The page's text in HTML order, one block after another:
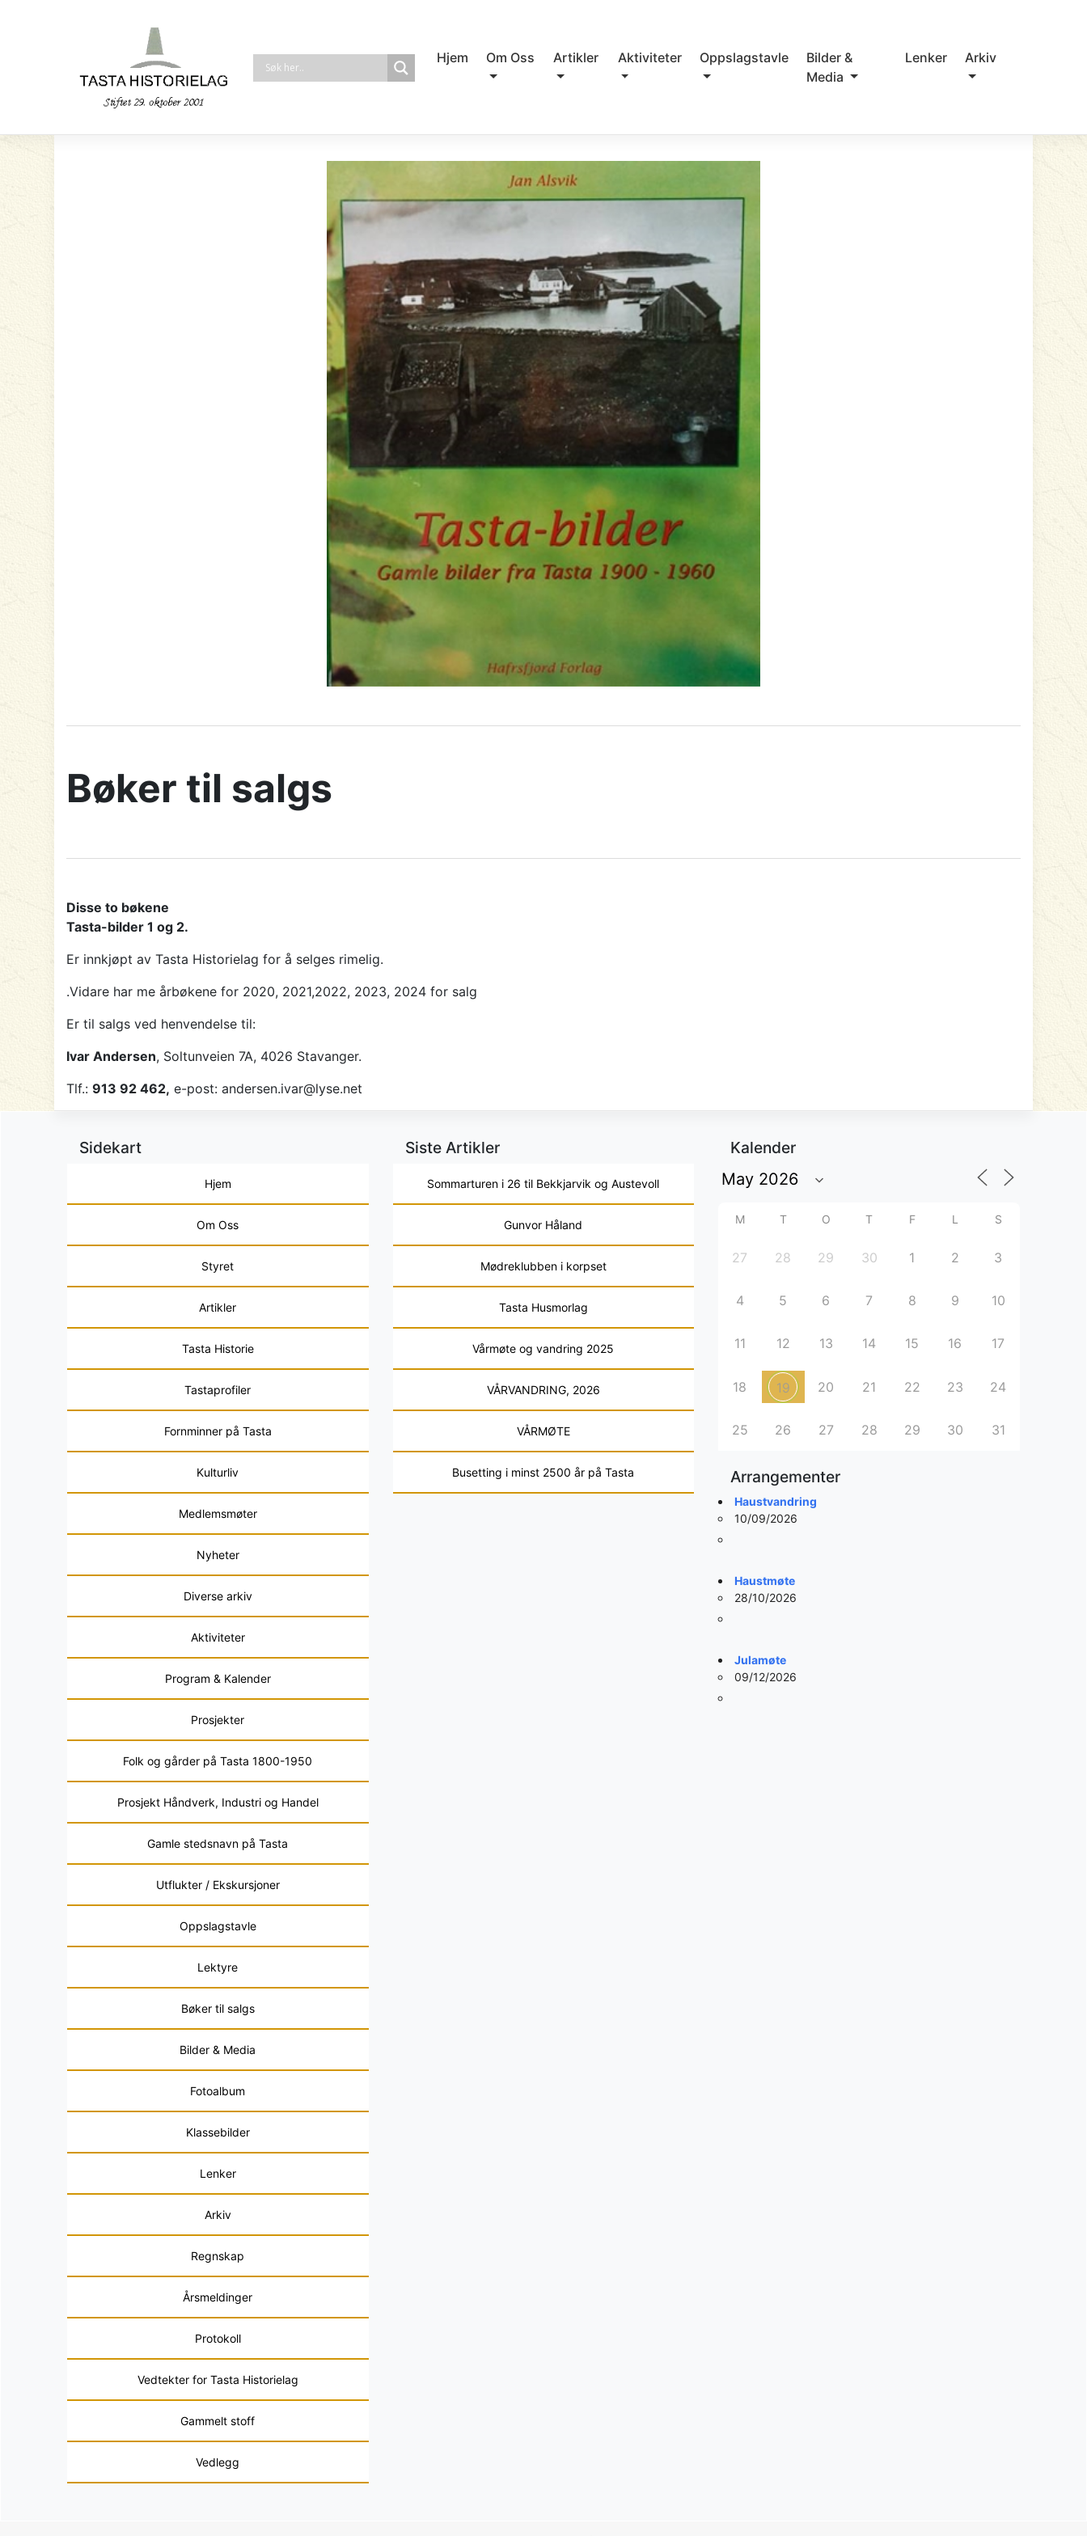
Hjem Om Oss Artikler Aktiviteter Oppslagstavle
Bilder &
Media
Lenker Arkiv
Bøker til salgs
Disse to bøkene
Tasta-bilder 1 og 2.
Er innkjøpt av Tasta Historielag for å selges rimelig.
.Vidare har me årbøkene for 2020, 2021,2022, 2023, 2024 for salg
Er til salgs ved henvendelse til:
Ivar Andersen, Soltunveien 7A, 4026 Stavanger.
Tlf.:913 92 462, e-post:andersen.ivar@lyse.net
Sidekart
Hjem
Om Oss
Styret
Artikler
Tasta Historie
Tastaprofiler
Fornminner på Tasta
Kulturliv
Medlemsmøter
Nyheter
Diverse arkiv
Aktiviteter
Program & Kalender
Prosjekter
Folk og gårder på Tasta 1800-1950
Prosjekt Håndverk, Industri og Handel
Gamle stedsnavn på Tasta
Utflukter / Ekskursjoner
Oppslagstavle
Lektyre
Bøker til salgs
Bilder & Media
Fotoalbum
Klassebilder
Lenker
Arkiv
Regnskap
Årsmeldinger
Protokoll
Vedtekter for Tasta Historielag
Gammelt stoff
Vedlegg
Siste Artikler
Sommarturen i 26 til Bekkjarvik og Austevoll
Gunvor Håland
Mødreklubben i korpset
Tasta Husmorlag
Vårmøte og vandring 2025
VÅRVANDRING, 2026
VÅRMØTE
Busetting i minst 2500 år på Tasta
Kalender
M T O T F L S
27 28 29 30 1 2 3
4 5 6 7 8 9 10
11 12 13 14 15 16 17
18 19 20 21 22 23 24
25 26 27 28 29 30 31
Arrangementer
Haustvandring
10/09/2026
Haustmøte
28/10/2026
Julamøte
09/12/2026